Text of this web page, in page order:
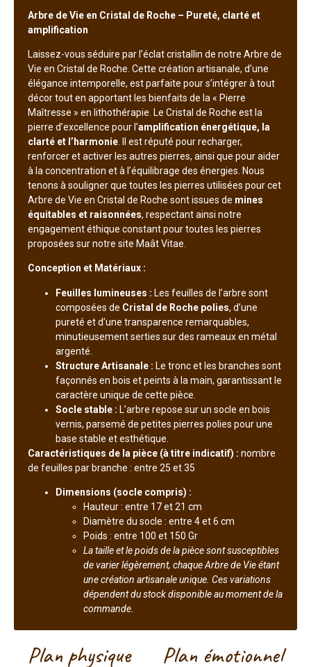
Arbre de Vie en Cristal de Roche – Pureté, clarté et
amplification
Laissez-vous séduire par l’éclat cristallin de notre Arbre de
Vie en Cristal de Roche. Cette création artisanale, d’une
élégance intemporelle, est parfaite pour s’intégrer à tout
décor tout en apportant les bienfaits de la « Pierre
Maîtresse » en lithothérapie. Le Cristal de Roche est la
pierre d’excellence pour l’amplification énergétique, la
clarté et l’harmonie . Il est réputé pour recharger,
renforcer et activer les autres pierres, ainsi que pour aider
à la concentration et à l’équilibrage des énergies. Nous
tenons à souligner que toutes les pierres utilisées pour cet
Arbre de Vie en Cristal de Roche sont issues de mines
équitables et raisonnées, respectant ainsi notre
engagement éthique constant pour toutes les pierres
proposées sur notre site Maât Vitae.
Conception et Matériaux :
Feuilles lumineuses : Les feuilles de l’arbre sont
composées de Cristal de Roche polies, d’une
pureté et d’une transparence remarquables,
minutieusement serties sur des rameaux en métal
argenté.
Structure Artisanale : Le tronc et les branches sont
façonnés en bois et peints à la main, garantissant le
caractère unique de cette pièce.
Socle stable : L’arbre repose sur un socle en bois
vernis, parsemé de petites pierres polies pour une
base stable et esthétique.
Caractéristiques de la pièce (à titre indicatif) : nombre
de feuilles par branche : entre 25 et 35
Dimensions (socle compris) :
Hauteur : entre 17 et 21 cm
Diamètre du socle : entre 4 et 6 cm
Poids : entre 100 et 150 Gr
La taille et le poids de la pièce sont susceptibles
de varier légèrement, chaque Arbre de Vie étant
une création artisanale unique. Ces variations
dépendent du stock disponible au moment de la
commande.
Plan physique Plan émotionnel